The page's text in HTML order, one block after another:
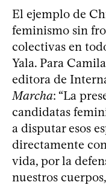
El ejemplo de
feminismo sin
colectivas en
Yala. Para
editora de
Marcha: “La
candidatas
a disputar esos
directamente
vida, por la
nuestros